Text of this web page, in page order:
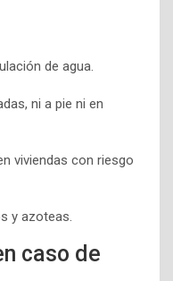
de agua.
ni a pie ni en
viviendas con riesgo
y azoteas.
caso de